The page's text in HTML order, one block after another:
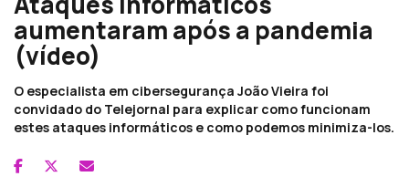
aumentaram após a pandemia
(vídeo)
O especialista em cibersegurança João Vieira foi
convidado do Telejornal para explicar como funcionam
estes ataques informáticos e como podemos minimiza-los.